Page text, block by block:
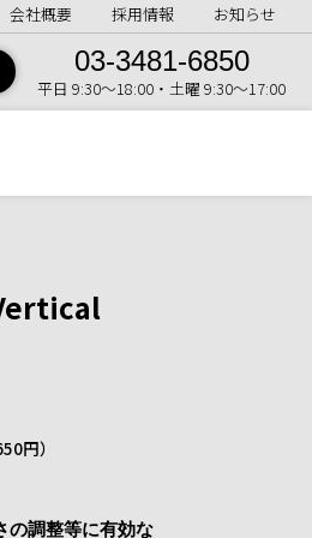
会社概要 採用情報 お知らせ
03-3481-6850
平日 9:30〜18:00・土曜 9:30〜17:00
円）
の調整等に有効な